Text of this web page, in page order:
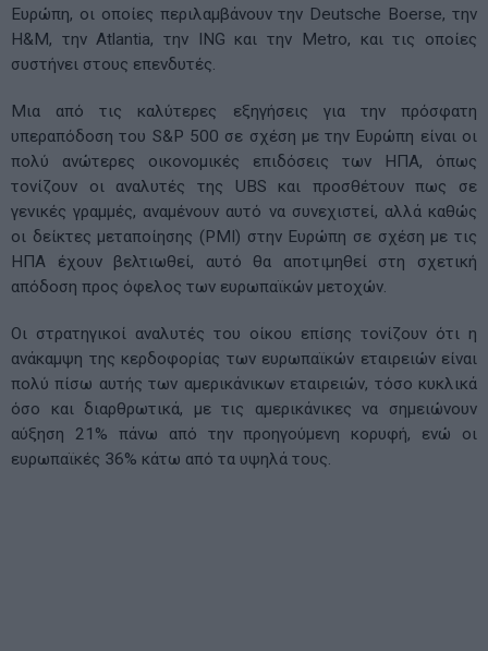
Ευρώπη, οι οποίες περιλαμβάνουν την Deutsche Boerse, την
H&M, την Atlantia, την ING και την Metro, και τις οποίες
συστήνει στους επενδυτές.
Μια από τις καλύτερες εξηγήσεις για την πρόσφατη
υπεραπόδοση του S&P 500 σε σχέση με την Ευρώπη είναι οι
πολύ ανώτερες οικονομικές επιδόσεις των ΗΠΑ, όπως
τονίζουν οι αναλυτές της UBS και προσθέτουν πως σε
γενικές γραμμές, αναμένουν αυτό να συνεχιστεί, αλλά καθώς
οι δείκτες μεταποίησης (PMI) στην Ευρώπη σε σχέση με τις
ΗΠΑ έχουν βελτιωθεί, αυτό θα αποτιμηθεί στη σχετική
απόδοση προς όφελος των ευρωπαϊκών μετοχών.
Οι στρατηγικοί αναλυτές του οίκου επίσης τονίζουν ότι η
ανάκαμψη της κερδοφορίας των ευρωπαϊκών εταιρειών είναι
πολύ πίσω αυτής των αμερικάνικων εταιρειών, τόσο κυκλικά
όσο και διαρθρωτικά, με τις αμερικάνικες να σημειώνουν
αύξηση 21% πάνω από την προηγούμενη κορυφή, ενώ οι
ευρωπαϊκές 36% κάτω από τα υψηλά τους.